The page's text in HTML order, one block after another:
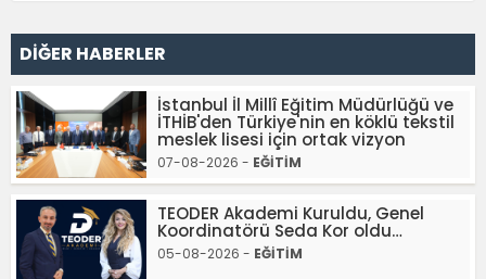
DİĞER HABERLER
İstanbul İl Millî Eğitim Müdürlüğü ve
İTHİB'den Türkiye'nin en köklü tekstil
meslek lisesi için ortak vizyon
07-08-2026 - EĞİTİM
TEODER Akademi Kuruldu, Genel
Koordinatörü Seda Kor oldu…
05-08-2026 - EĞİTİM